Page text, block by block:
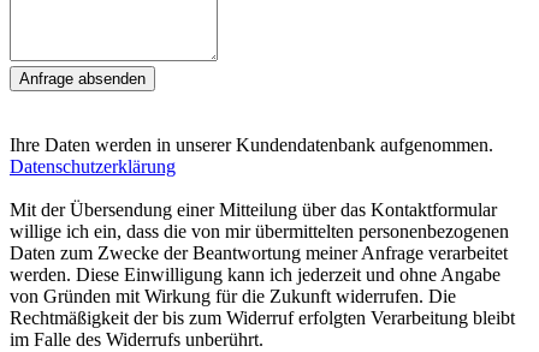
Anfrage absenden
Ihre Daten werden in unserer Kundendatenbank aufgenommen.
Datenschutzerklärung
Mit der Übersendung einer Mitteilung über das Kontaktformular
willige ich ein, dass die von mir übermittelten personenbezogenen
Daten zum Zwecke der Beantwortung meiner Anfrage verarbeitet
werden. Diese Einwilligung kann ich jederzeit und ohne Angabe
von Gründen mit Wirkung für die Zukunft widerrufen. Die
Rechtmäßigkeit der bis zum Widerruf erfolgten Verarbeitung bleibt
im Falle des Widerrufs unberührt.